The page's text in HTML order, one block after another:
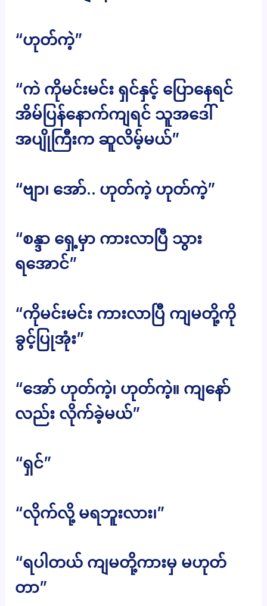
“ဟုတ်ကဲ့”
“ကဲ ကိုမင်းမင်း ရှင်နှင့် ပြောနေရင်
အိမ်ပြန်နောက်ကျရင် သူအဒေါ်
အပျိုကြီးက ဆူလိမ့်မယ်”
“ဗျာ၊ အော်.. ဟုတ်ကဲ့ ဟုတ်ကဲ့”
“စန္ဒာ ရှေ့မှာ ကားလာပြီ သွား
ရအောင်”
“ကိုမင်းမင်း ကားလာပြီ ကျမတို့ကို
ခွင့်ပြုအုံး”
“အော် ဟုတ်ကဲ့၊ ဟုတ်ကဲ့။ ကျနော်
လည်း လိုက်ခဲ့မယ်”
“ရှင်”
“လိုက်လို့ မရဘူးလား၊”
“ရပါတယ် ကျမတို့ကားမှ မဟုတ်
တာ”